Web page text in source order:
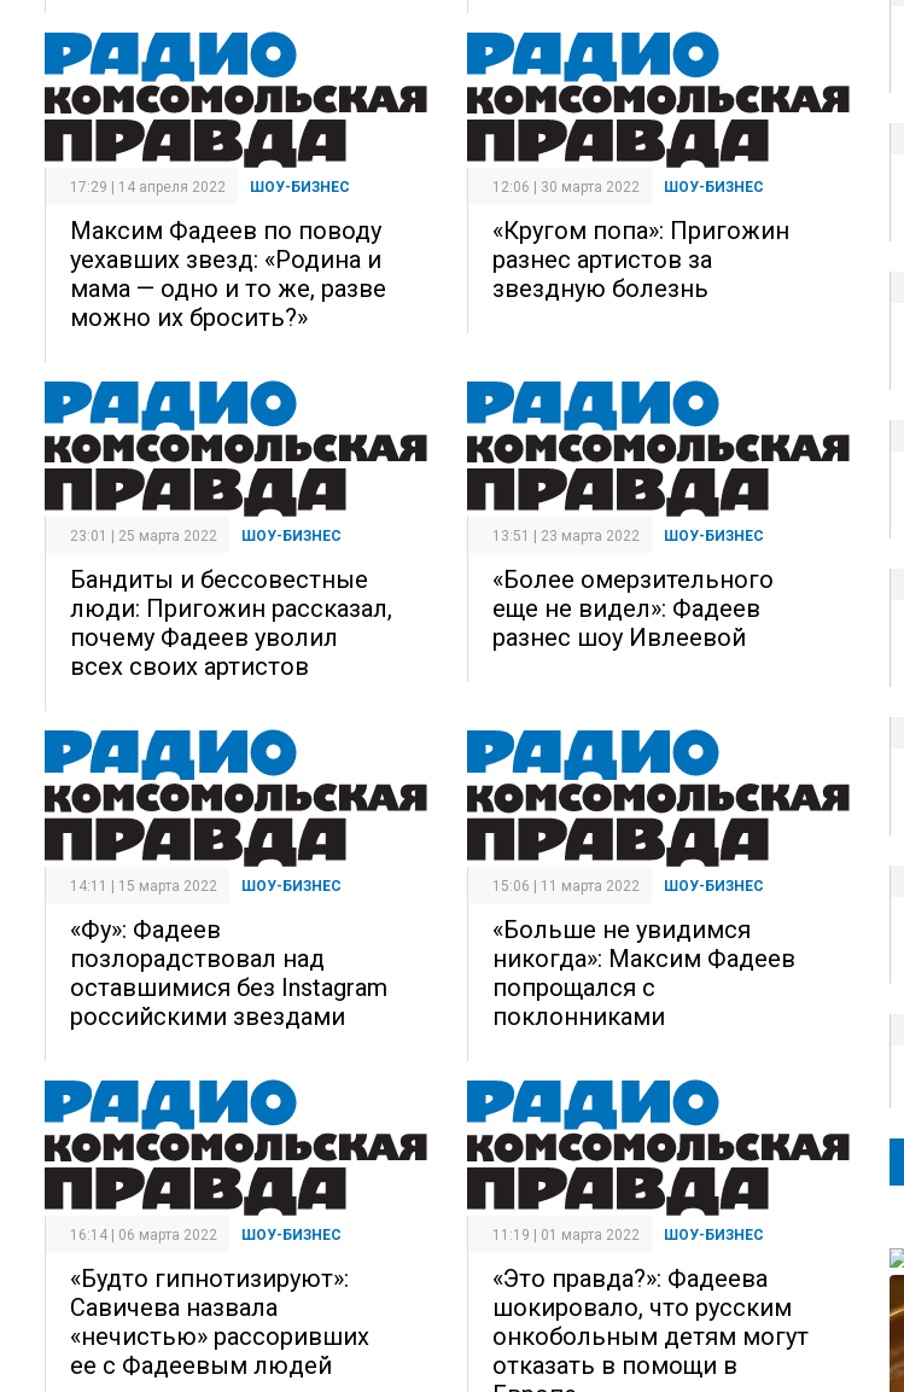
17:29 | 14 апреля 2022 ШОУ-БИЗНЕС
Максим Фадеев по поводу
уехавших звезд: «Родина и
мама — одно и то же, разве
можно их бросить?»
12:06 | 30 марта 2022 ШОУ-БИЗНЕС
«Кругом попа»: Пригожин
разнес артистов за
звездную болезнь
23:01 | 25 марта 2022 ШОУ-БИЗНЕС
Бандиты и бессовестные
люди: Пригожин рассказал,
почему Фадеев уволил
всех своих артистов
13:51 | 23 марта 2022 ШОУ-БИЗНЕС
«Более омерзительного
еще не видел»: Фадеев
разнес шоу Ивлеевой
14:11 | 15 марта 2022 ШОУ-БИЗНЕС
«Фу»: Фадеев
позлорадствовал над
оставшимися без Instagram
российскими звездами
15:06 | 11 марта 2022 ШОУ-БИЗНЕС
«Больше не увидимся
никогда»: Максим Фадеев
попрощался с
поклонниками
16:14 | 06 марта 2022 ШОУ-БИЗНЕС
«Будто гипнотизируют»:
Савичева назвала
«нечистью» рассоривших
ее с Фадеевым людей
11:19 | 01 марта 2022 ШОУ-БИЗНЕС
«Это правда?»: Фадеева
шокировало, что русским
онкобольным детям могут
отказать в помощи в